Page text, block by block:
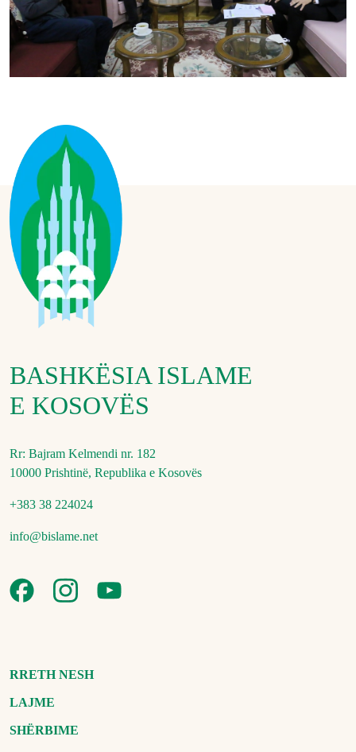
BASHKËSIA ISLAME
E KOSOVËS
Rr: Bajram Kelmendi nr. 182
10000 Prishtinë, Republika e Kosovës
+383 38 224024
info@bislame.net
RRETH NESH
LAJME
SHËRBIME